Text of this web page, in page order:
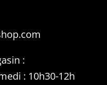
:
: 10h30-12h